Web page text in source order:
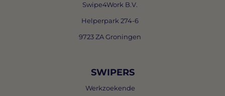
Swipe4Work B.V.
Helperpark 274-6
9723 ZA Groningen
SWIPERS
Werkzoekende